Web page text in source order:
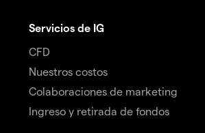
Servicios de IG
CFD
Nuestros costos
Colaboraciones de marketing
Ingreso y retirada de fondos